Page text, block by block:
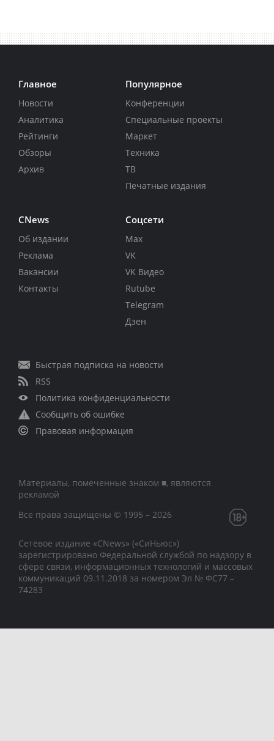
Главное
Новости
Аналитика
Рейтинги
Обзоры
Архив
Популярное
Конференции
Специальные проекты
Маркет
Техника
ТВ
Печатные издания
CNews
Об издании
Реклама
Вакансии
Контакты
Соцсети
Max
VK
VK Видео
Rutube
Telegram
Дзен
Быстрая подписка на новости
RSS
Политика конфиденциальности
Сообщить об ошибке
Правовая информация
Материалы, помеченные знаком ■, являются
рекламой
Все права защищены © 1995 – 2026
Сетевое издание «CNews» («СиНьюс»)
зарегистрировано Федеральной службой по надзору в
сфере связи, информационных технологий и массовых
коммуникаций 09.11.2018 за номером Эл № ФС77 –
74283